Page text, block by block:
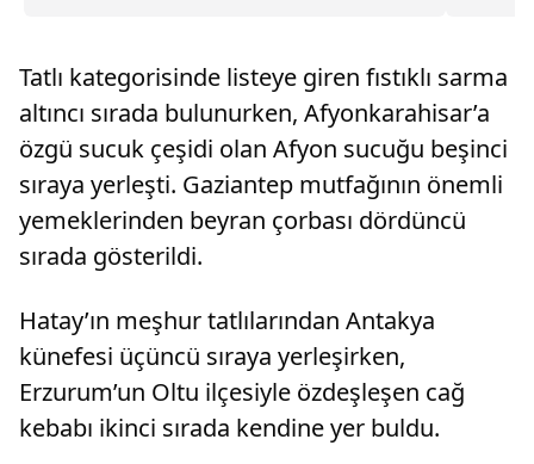
Tatlı kategorisinde listeye giren fıstıklı sarma
altıncı sırada bulunurken, Afyonkarahisar’a
özgü sucuk çeşidi olan Afyon sucuğu beşinci
sıraya yerleşti. Gaziantep mutfağının önemli
yemeklerinden beyran çorbası dördüncü
sırada gösterildi.
Hatay’ın meşhur tatlılarından Antakya
künefesi üçüncü sıraya yerleşirken,
Erzurum’un Oltu ilçesiyle özdeşleşen cağ
kebabı ikinci sırada kendine yer buldu.